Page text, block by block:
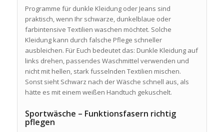
Programme für dunkle Kleidung oder Jeans sind
praktisch, wenn Ihr schwarze, dunkelblaue oder
farbintensive Textilien waschen möchtet. Solche
Kleidung kann durch falsche Pflege schneller
ausbleichen. Für Euch bedeutet das: Dunkle Kleidung auf
links drehen, passendes Waschmittel verwenden und
nicht mit hellen, stark fusselnden Textilien mischen.
Sonst sieht Schwarz nach der Wäsche schnell aus, als
hätte es mit einem weißen Handtuch gekuschelt.
Sportwäsche – Funktionsfasern richtig
pflegen